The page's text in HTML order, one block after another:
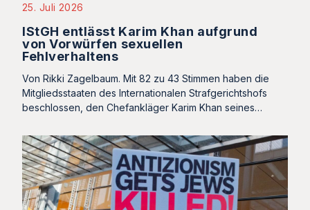
25. Juli 2026
IStGH entlässt Karim Khan aufgrund
von Vorwürfen sexuellen
Fehlverhaltens
Von Rikki Zagelbaum. Mit 82 zu 43 Stimmen haben die
Mitgliedsstaaten des Internationalen Strafgerichtshofs
beschlossen, den Chefankläger Karim Khan seines…